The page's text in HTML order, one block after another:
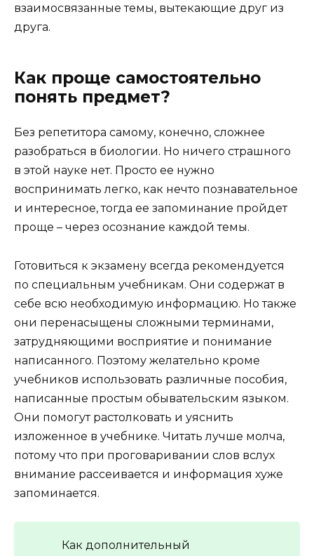
взаимосвязанные темы, вытекающие друг из
друга.
Как проще самостоятельно
понять предмет?
Без репетитора самому, конечно, сложнее
разобраться в биологии. Но ничего страшного
в этой науке нет. Просто ее нужно
воспринимать легко, как нечто познавательное
и интересное, тогда ее запоминание пройдет
проще – через осознание каждой темы.
Готовиться к экзамену всегда рекомендуется
по специальным учебникам. Они содержат в
себе всю необходимую информацию. Но также
они перенасыщены сложными терминами,
затрудняющими восприятие и понимание
написанного. Поэтому желательно кроме
учебников использовать различные пособия,
написанные простым обывательским языком.
Они помогут растолковать и уяснить
изложенное в учебнике. Читать лучше молча,
потому что при проговаривании слов вслух
внимание рассеивается и информация хуже
запоминается.
Как дополнительный